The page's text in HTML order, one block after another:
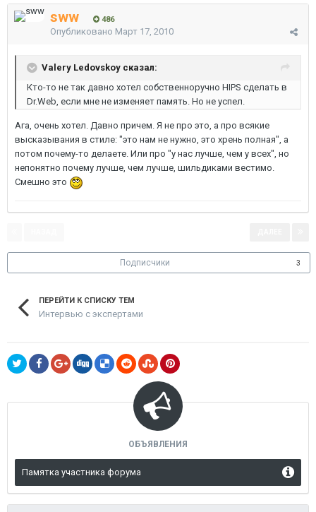
sww 486
Опубликовано Март 17, 2010
Valery Ledovskoy сказал:
Кто-то не так давно хотел собственноручно HIPS сделать в
Dr.Web, если мне не изменяет память. Но не успел.
Ага, очень хотел. Давно причем. Я не про это, а про всякие
высказывания в стиле: "это нам не нужно, это хрень полная", а
потом почему-то делаете. Или про "у нас лучше, чем у всех", но
непонятно почему лучше, чем лучше, шильдиками вестимо.
Смешно это
Подписчики 3
ПЕРЕЙТИ К СПИСКУ ТЕМ
Интервью с экспертами
ОБЪЯВЛЕНИЯ
Памятка участника форума